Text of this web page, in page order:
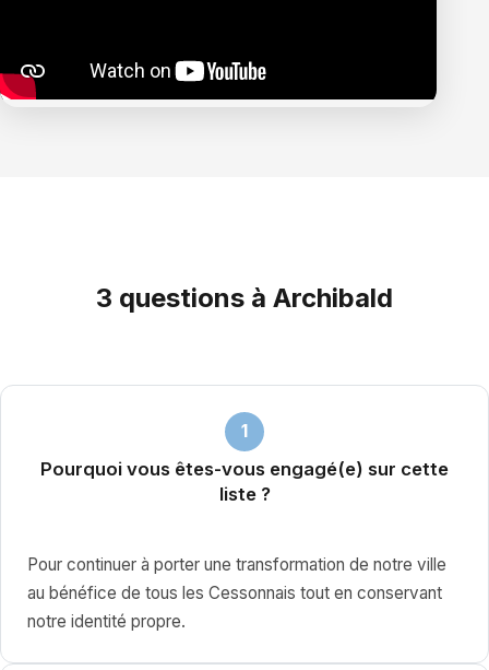
3 questions à Archibald
1
Pourquoi vous êtes-vous engagé(e) sur cette
liste ?
Pour continuer à porter une transformation de notre ville
au bénéfice de tous les Cessonnais tout en conservant
notre identité propre.